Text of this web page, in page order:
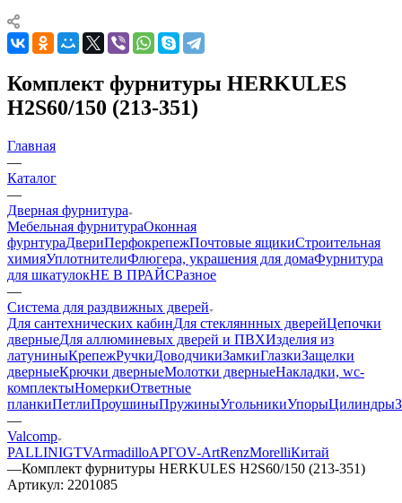
Комплект фурнитуры HERKULES
H2S60/150 (213-351)
Главная
—
Каталог
—
Дверная фурнитура
Мебельная фурнитураОконная
фурнтураДвериПерфокрепежПочтовые ящикиСтроительная
химияУплотнителиФлюгера, украшения для домаФурнитура
для шкатулокНЕ В ПРАЙСРазное
—
Система для раздвижных дверей
Для сантехнических кабинДля стекляннных дверейЦепочки
дверныеДля аллюминевых дверей и ПВХИзделия из
латуниныКрепежРучкиДоводчикиЗамкиГлазкиЗащелки
дверныеКрючки дверныеМолотки дверныеНакладки, wc-
комплектыНомеркиОтветные
планкиПетлиПроушиныПружиныУгольникиУпорыЦилиндры
—
Valcomp
PALLINIGTVArmadilloАРГОV-ArtRenzMorelliКитай
—Комплект фурнитуры HERKULES H2S60/150 (213-351)
Артикул: 2201085